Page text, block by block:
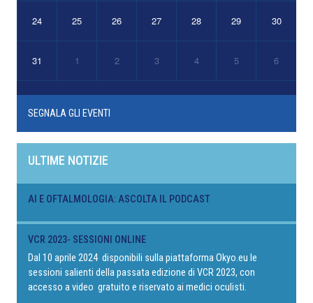
24 25 26 27 28 29 30
31 1 2 3 4 5 6
SEGNALA GLI EVENTI
ULTIME NOTIZIE
AI E OFTALMOLOGIA: ASCOLTA IL PODCAST
VCR 2023- SESSIONI ONLINE
Dal 10 aprile 2024 disponibili sulla piattaforma Okyo.eu le
sessioni salienti della passata edizione di VCR 2023, con
accesso a video gratuito e riservato ai medici oculisti.